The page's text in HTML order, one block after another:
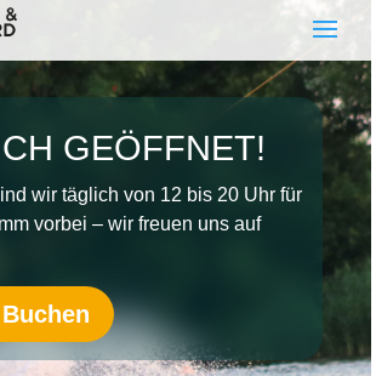
GEÖFFNET!
wir täglich von 12 bis 20 Uhr für
vorbei – wir freuen uns auf